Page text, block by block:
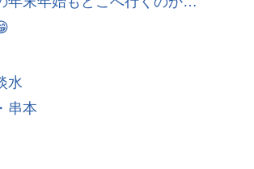
水
串本